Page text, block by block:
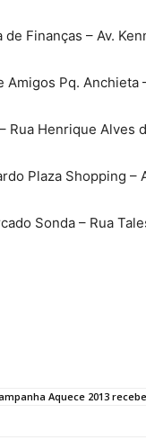
de Finanças – Av.
Amigos Pq.
Rua Henrique Alves
Plaza Shopping –
Sonda – Rua
Aquece 2013